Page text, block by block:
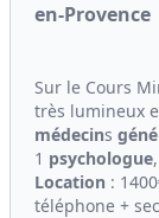
en-Provence
Sur le Cours
très lumineux
médecins
1 psychologue
Location :
téléphone +